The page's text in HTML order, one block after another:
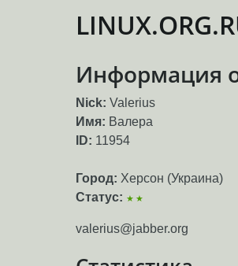
Информация
Nick: Valerius
Имя: Валера
ID: 11954
Город: Херсон (Украина)
Статус: ★★
valerius@jabber.org